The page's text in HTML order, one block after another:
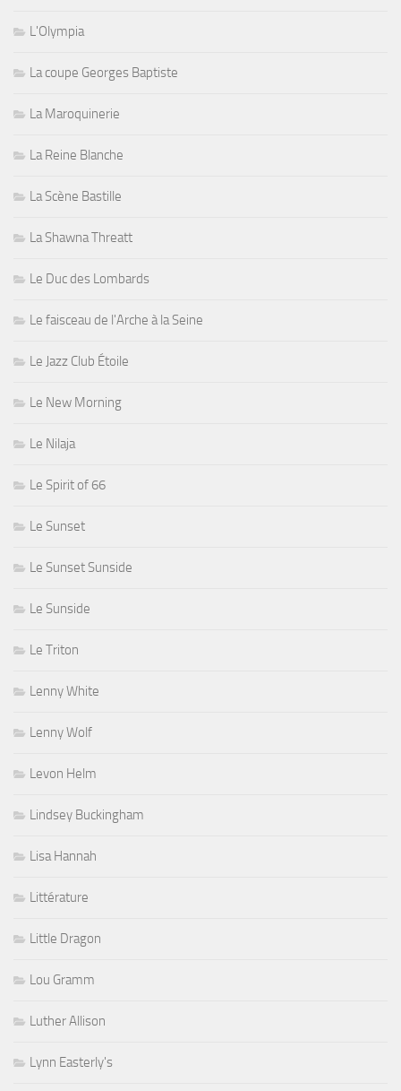
L'Olympia
La coupe Georges Baptiste
La Maroquinerie
La Reine Blanche
La Scène Bastille
La Shawna Threatt
Le Duc des Lombards
Le faisceau de l'Arche à la Seine
Le Jazz Club Étoile
Le New Morning
Le Nilaja
Le Spirit of 66
Le Sunset
Le Sunset Sunside
Le Sunside
Le Triton
Lenny White
Lenny Wolf
Levon Helm
Lindsey Buckingham
Lisa Hannah
Littérature
Little Dragon
Lou Gramm
Luther Allison
Lynn Easterly's